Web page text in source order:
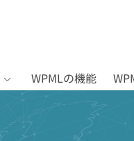
WPMLの機能